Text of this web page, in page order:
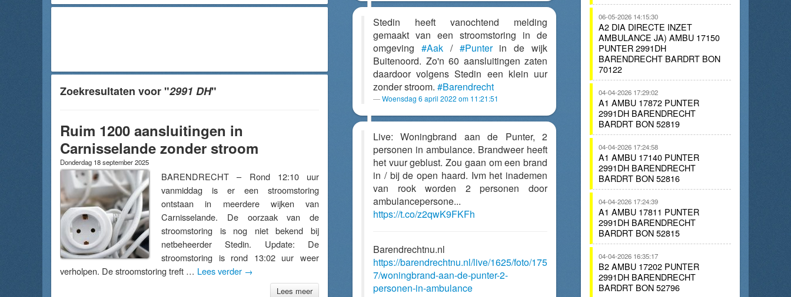
Zoekresultaten voor "2991 DH"
Ruim 1200 aansluitingen in
Carnisselande zonder stroom
Donderdag 18 september 2025
BARENDRECHT – Rond 12:10 uur
vanmiddag is er een stroomstoring
ontstaan in meerdere wijken van
Carnisselande. De oorzaak van de
stroomstoring is nog niet bekend bij
netbeheerder Stedin. Update: De
stroomstoring is rond 13:02 uur weer
verholpen. De stroomstoring treft … Lees verder →
Lees meer
Stedin heeft vanochtend melding
gemaakt van een stroomstoring in de
omgeving #Aak/ #Punterin de wijk
Buitenoord. Zo'n 60 aansluitingen zaten
daardoor volgens Stedin een klein uur
zonder stroom. #Barendrecht
Woensdag 6 april 2022 om 11:21:51
Live: Woningbrand aan de Punter, 2
personen in ambulance. Brandweer heeft
het vuur geblust. Zou gaan om een brand
in / bij de open haard. Ivm het inademen
van rook worden 2 personen door
ambulancepersone...
https://t.co/z2qwK9FKFh
Barendrechtnu.nl
https://barendrechtnu.nl/live/1625/foto/175
7/woningbrand-aan-de-punter-2-
personen-in-ambulance
06-05-2026 14:15:30
A2 DIA DIRECTE INZET
AMBULANCE JA) AMBU 17150
PUNTER 2991DH
BARENDRECHT BARDRT BON
70122
04-04-2026 17:29:02
A1 AMBU 17872 PUNTER
2991DH BARENDRECHT
BARDRT BON 52819
04-04-2026 17:24:58
A1 AMBU 17140 PUNTER
2991DH BARENDRECHT
BARDRT BON 52816
04-04-2026 17:24:39
A1 AMBU 17811 PUNTER
2991DH BARENDRECHT
BARDRT BON 52815
04-04-2026 16:35:17
B2 AMBU 17202 PUNTER
2991DH BARENDRECHT
BARDRT BON 52796